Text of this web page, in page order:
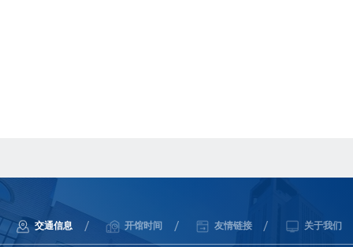
交通信息 / 开馆时间 / 友情链接 / 关于我们